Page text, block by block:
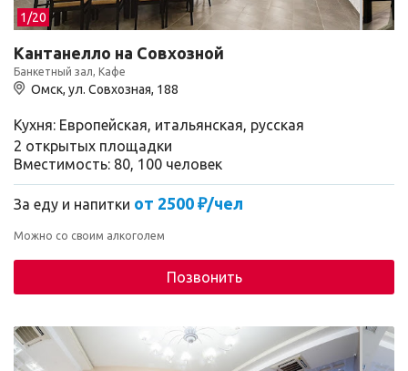
1/20
Кантанелло на Совхозной
Банкетный зал, Кафе
Омск, ул. Совхозная, 188
Кухня: Европейская, итальянская, русская
2 открытых площадки
Вместимость: 80, 100 человек
За еду и напитки от 2500 ₽/чел
Можно со своим алкоголем
Позвонить